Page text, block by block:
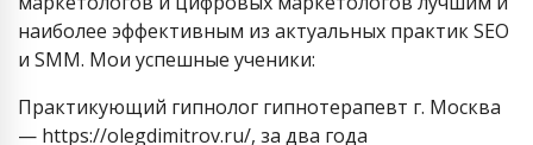
наиболее эффективным из актуальных практик SEO
и SMM. Мои успешные ученики:
Практикующий гипнолог гипнотерапевт г. Москва
— https://olegdimitrov.ru/, за два года